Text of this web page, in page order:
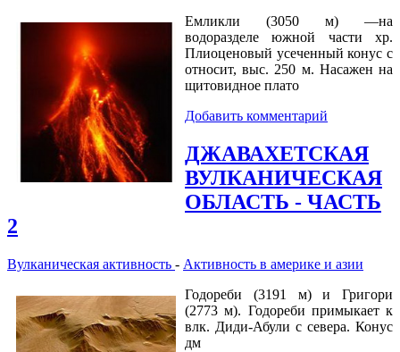
Емликли (3050 м) —на
водоразделе южной части хр.
Плиоценовый усеченный конус с
относит, выс. 250 м. Насажен на
щитовидное плато
Добавить комментарий
ДЖАВАХЕТСКАЯ
ВУЛКАНИЧЕСКАЯ
ОБЛАСТЬ - ЧАСТЬ
2
Вулканическая активность - Активность в америке и азии
Годореби (3191 м) и Григори
(2773 м). Годореби примыкает к
влк. Диди-Абули с севера. Конус
дм